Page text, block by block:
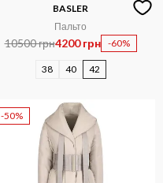
BASLER
Пальто
10500 грн4200 грн -60%
38 40 42
-50%